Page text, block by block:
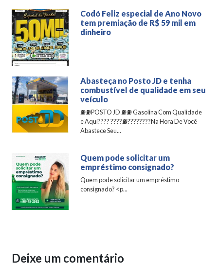
Codó Feliz especial de Ano Novo
tem premiação de R$ 59 mil em
dinheiro
Abasteça no Posto JD e tenha
combustível de qualidade em seu
veículo
⛽️⛽️POSTO JD ⛽️⛽️ Gasolina Com Qualidade
e Aqui???? ????⛽️????????Na Hora De Você
Abastece Seu...
Quem pode solicitar um
empréstimo consignado?
Quem pode solicitar um empréstimo
consignado? <p...
Deixe um comentário